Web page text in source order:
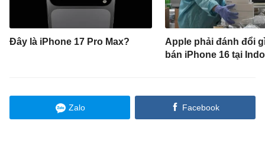
Đây là iPhone 17 Pro Max?
Apple phải đánh đổi
bán iPhone 16 tại
Zalo Facebook